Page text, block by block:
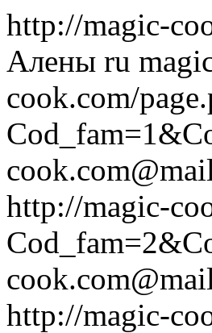
http://magic-
Алены ru
cook.com/
http://magic-
http://magic-